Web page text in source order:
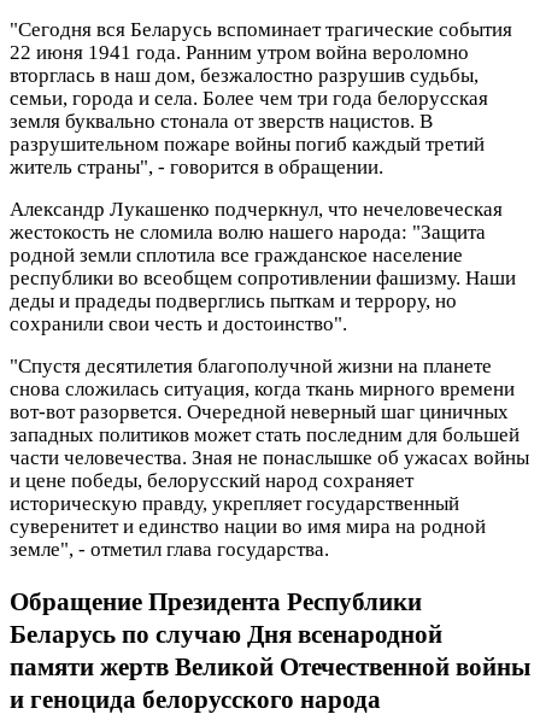
"Сегодня вся Беларусь вспоминает трагические события
22 июня 1941 года. Ранним утром война вероломно
вторглась в наш дом, безжалостно разрушив судьбы,
семьи, города и села. Более чем три года белорусская
земля буквально стонала от зверств нацистов. В
разрушительном пожаре войны погиб каждый третий
житель страны", - говорится в обращении.
Александр Лукашенко подчеркнул, что нечеловеческая
жестокость не сломила волю нашего народа: "Защита
родной земли сплотила все гражданское население
республики во всеобщем сопротивлении фашизму. Наши
деды и прадеды подверглись пыткам и террору, но
сохранили свои честь и достоинство".
"Спустя десятилетия благополучной жизни на планете
снова сложилась ситуация, когда ткань мирного времени
вот-вот разорвется. Очередной неверный шаг циничных
западных политиков может стать последним для большей
части человечества. Зная не понаслышке об ужасах войны
и цене победы, белорусский народ сохраняет
историческую правду, укрепляет государственный
суверенитет и единство нации во имя мира на родной
земле", - отметил глава государства.
Обращение Президента Республики
Беларусь по случаю Дня всенародной
памяти жертв Великой Отечественной войны
и геноцида белорусского народа